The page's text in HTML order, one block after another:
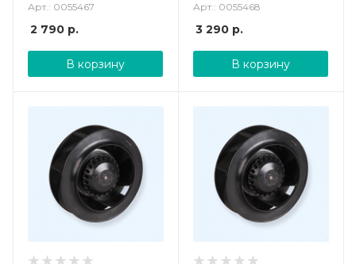
Арт.: 0055467
2 790 р.
В корзину
Арт.: 0055468
3 290 р.
В корзину